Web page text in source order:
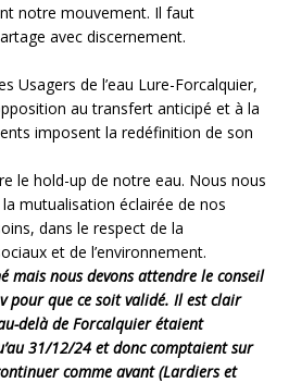
notre mouvement. Il faut
avec discernement.
Usagers de l’eau Lure-Forcalquier,
au transfert anticipé et à la
imposent la redéfinition de son
le hold-up de notre eau. Nous nous
mutualisation éclairée de nos
dans le respect de la
et de l’environnement.
mais nous devons attendre le conseil
pour que ce soit validé. Il est clair
delà de Forcalquier étaient
31/12/24 et donc comptaient sur
comme avant (Lardiers et